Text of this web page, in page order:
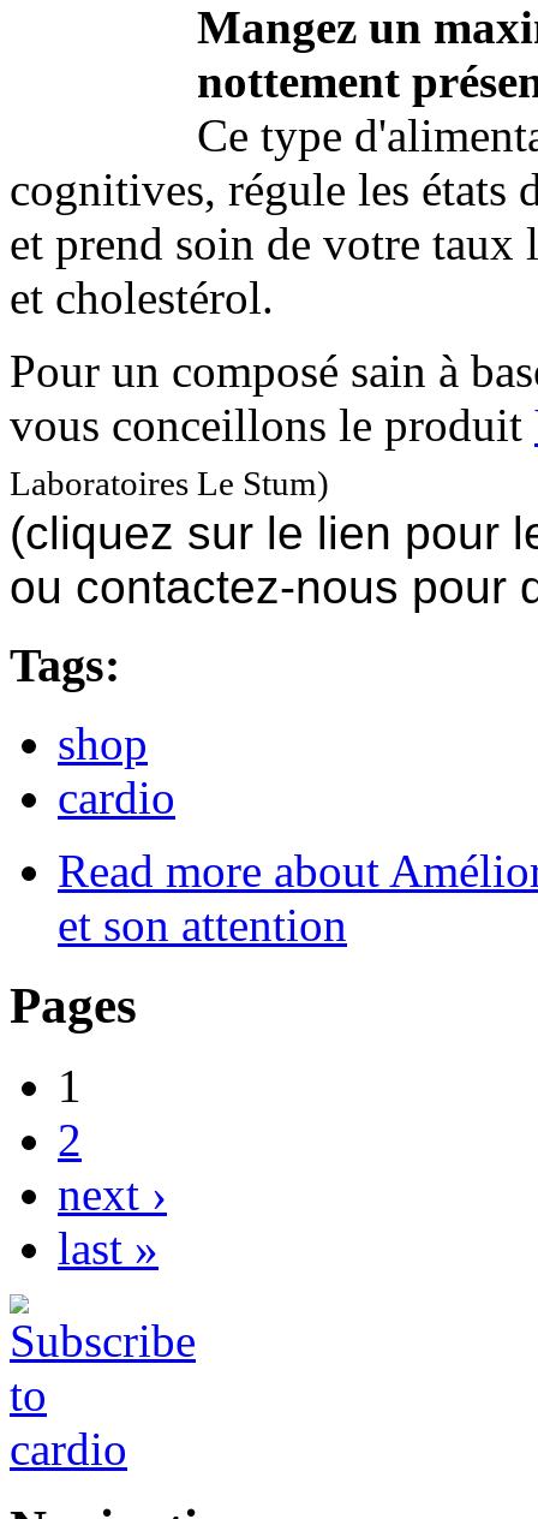
Mangez un
nottement
Ce type
cognitives, régule les
et prend soin de votre
et cholestérol.
Pour un composé sain à
vous conceillons le produit
Laboratoires Le Stum)
(cliquez sur le lien pour
ou contactez-nous pour
Tags:
shop
cardio
Read more about
et son attention
Pages
1
2
next ›
last »